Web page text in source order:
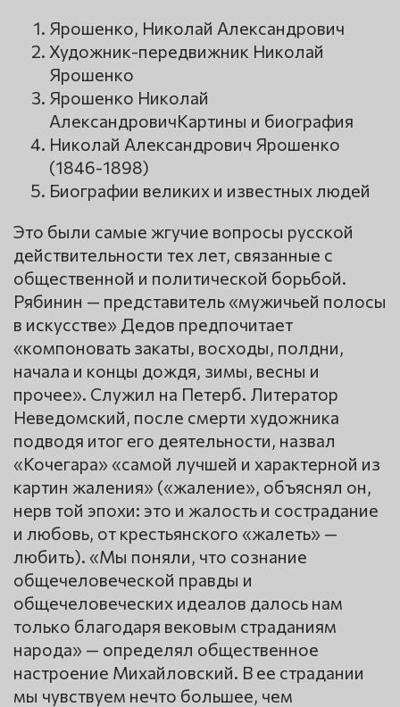
Ярошенко, Николай Александрович
Художник-передвижник Николай
Ярошенко
Ярошенко Николай
АлександровичКартины и биография
Николай Александрович Ярошенко
(1846-1898)
Биографии великих и известных людей
Это были самые жгучие вопросы русской
действительности тех лет, связанные с
общественной и политической борьбой.
Рябинин — представитель «мужичьей полосы
в искусстве» Дедов предпочитает
«компоновать закаты, восходы, полдни,
начала и концы дождя, зимы, весны и
прочее». Служил на Петерб. Литератор
Неведомский, после смерти художника
подводя итог его деятельности, назвал
«Кочегара» «самой лучшей и характерной из
картин жаления» («жаление», объяснял он,
нерв той эпохи: это и жалость и сострадание
и любовь, от крестьянского «жалеть» —
любить). «Мы поняли, что сознание
общечеловеческой правды и
общечеловеческих идеалов далось нам
только благодаря вековым страданиям
народа» — определял общественное
настроение Михайловский. В ее страдании
мы чувствуем нечто большее, чем